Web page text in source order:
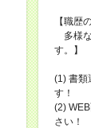
【職歴
多様な
す。】
(1) 書
す！
(2)
さい！